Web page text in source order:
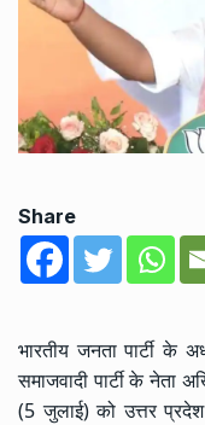
Share
भारतीय जनता पार्टी के
समाजवादी पार्टी के नेता
(5 जुलाई) को उत्तर